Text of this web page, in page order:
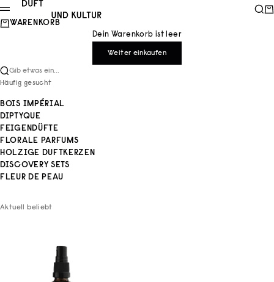
Zum Inhalt springen
Duft und Kultur
Menü
WARENKORB
Dein Warenkorb ist leer
Weiter einkaufen
Gib etwas ein...
Häufig gesucht
BOIS IMPÉRIAL
DIPTYQUE
FEIGENDÜFTE
FLORALE PARFUMS
HOLZIGE DUFTKERZEN
DISCOVERY SETS
FLEUR DE PEAU
Aktuell beliebt